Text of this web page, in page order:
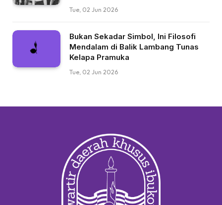
Tue, 02 Jun 2026
Bukan Sekadar Simbol, Ini Filosofi
Mendalam di Balik Lambang Tunas
Kelapa Pramuka
Tue, 02 Jun 2026